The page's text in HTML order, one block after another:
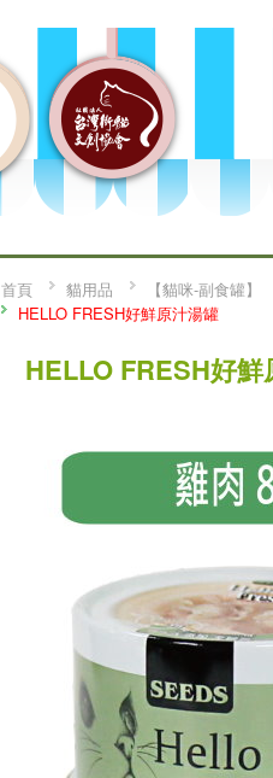
首頁 貓用品 【貓咪-副食罐】
HELLO FRESH好鮮原汁湯罐
HELLO FRESH好鮮